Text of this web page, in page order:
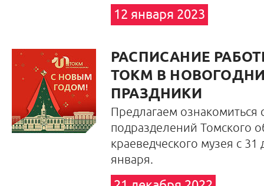
12 января 2023
РАСПИСАНИЕ
ТОКМ В
ПРАЗДНИКИ
Предлагаем ознакомиться
подразделений Томского
краеведческого музея с 31
января.